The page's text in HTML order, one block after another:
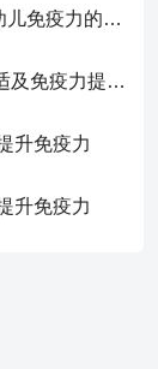
宝宝总生病就是免疫力低下？关于婴幼儿免疫力的真相，家长必须了解！
宝宝喂养难题：奶粉喂养与胃肠道不适及免疫力提升的奥秘
升免疫力
升免疫力